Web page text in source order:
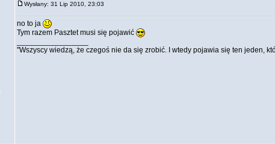
Wysłany: 31 Lip 2010, 23:03
no to ja
Tym razem Pasztet musi się pojawić
"Wszyscy wiedzą, że czegoś nie da się zrobić. I wtedy pojawia się ten jeden,